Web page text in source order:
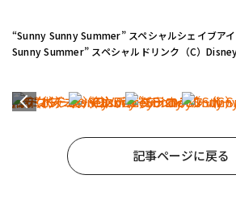
“Sunny Sunny Summer” スペシャルシェイブア
Sunny Summer” スペシャルドリンク（C）
記事ページに戻る